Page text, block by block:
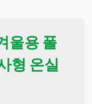
울용 폴
형 온실